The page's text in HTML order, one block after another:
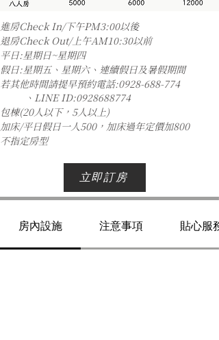
進房Check In/下午PM3:00以後
退房Check Out/上午AM10:30以前
平日:星期日~星期四
假日:星期五、星期六、連續假日及暑假期間
若其他時間請提早預約電話:0928-688-774
、LINE ID:0928688774
包棟(20人以下，5人以上)
加床/平日假日一人500，加床過年定價加800
不指定房型
立即訂房
房內設施 注意事項 貼心服務